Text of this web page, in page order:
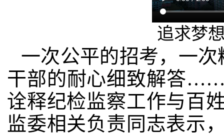
追求梦
一次公平的招考，一
干部的耐心细致解答
诠释纪检监察工作与百
监委相关负责同志表示